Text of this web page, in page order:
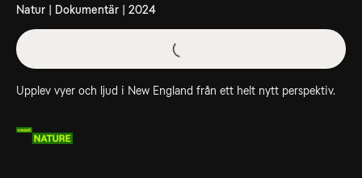
Natur | Dokumentär | 2024
Upplev vyer och ljud i New England från ett helt nytt perspektiv.